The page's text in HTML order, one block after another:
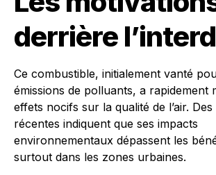
derrière
Ce combustible, initialement vanté
émissions de polluants, a rapidement
effets nocifs sur la qualité de l’air. Des
récentes indiquent que ses impacts
environnementaux dépassent les
surtout dans les zones urbaines.